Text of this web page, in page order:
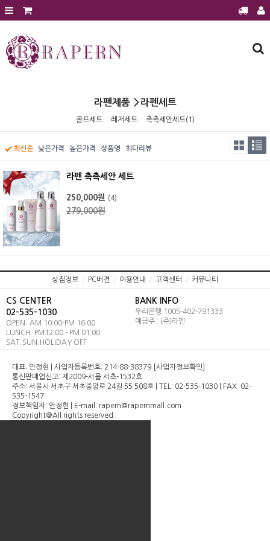
회원가입 로그인
에스테틱 전용샵 문의
에스테틱샵 이달의 행사
공지사항
보도자료
전시홍보
질문과 답변
라펜 전체 스킨맵
이벤트
라펜제품 라펜세트
골프세트 레저세트 촉촉세안세트(1)
최신순 낮은가격 높은가격 상품명 최다리뷰
라펜 촉촉세안 세트
250,000원 (4)
279,000원
상점정보 / PC버젼 / 이용안내 / 고객센터 / 커뮤니티
CS CENTER
02-535-1030
OPEN. AM 10:00-PM 16:00
LUNCH. PM12:00 - PM 01:00
SAT.SUN.HOLIDAY OFF
BANK INFO
우리은행 1005-402-791333
예금주 : (주)라펜
대표: 안정현 | 사업자등록번호: 214-88-38379 [사업자정보확인]
통신판매업신고: 제2009-서울 서초-1532호
주소: 서울시 서초구 서초중앙로 24길 55 508호 | TEL: 02-535-1030 | FAX: 02-
535-1547
정보책임자: 안정현 | E-mail: rapern@rapernmall.com
Copyright＠All rights reserved.